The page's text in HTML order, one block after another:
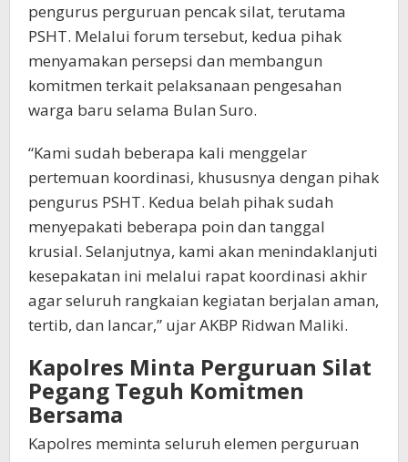
pengurus perguruan pencak silat, terutama
PSHT. Melalui forum tersebut, kedua pihak
menyamakan persepsi dan membangun
komitmen terkait pelaksanaan pengesahan
warga baru selama Bulan Suro.
“Kami sudah beberapa kali menggelar
pertemuan koordinasi, khususnya dengan pihak
pengurus PSHT. Kedua belah pihak sudah
menyepakati beberapa poin dan tanggal
krusial. Selanjutnya, kami akan menindaklanjuti
kesepakatan ini melalui rapat koordinasi akhir
agar seluruh rangkaian kegiatan berjalan aman,
tertib, dan lancar,” ujar AKBP Ridwan Maliki.
Kapolres Minta Perguruan Silat
Pegang Teguh Komitmen
Bersama
Kapolres meminta seluruh elemen perguruan